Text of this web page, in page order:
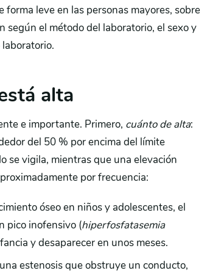
leve en las personas mayores, sobre
según el método del laboratorio, el sexo y
alta
e importante. Primero, cuánto de alta:
del 50 % por encima del límite
se vigila, mientras que una elevación
por frecuencia:
óseo en niños y adolescentes, el
pico inofensivo (hiperfosfatasemia
y desaparecer en unos meses.
estenosis que obstruye un conducto,